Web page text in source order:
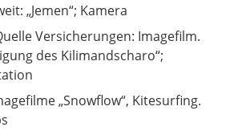
„Jemen“; Kamera
Versicherungen: Imagefilm.
des Kilimandscharo“;
„Snowflow“, Kitesurfing.